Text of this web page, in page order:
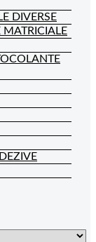
DIVERSE
MATRICIALE